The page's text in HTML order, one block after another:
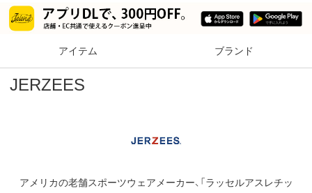
アイテム ブランド
JERZEES
アメリカの老舗スポーツウェアメーカー、「ラッセルアスレチッ